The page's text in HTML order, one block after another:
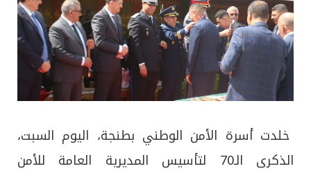
خلدت أسرة الأمن الوطني بطنجة، اليوم السبت،
الذكرى الـ70 لتأسيس المديرية العامة للأمن